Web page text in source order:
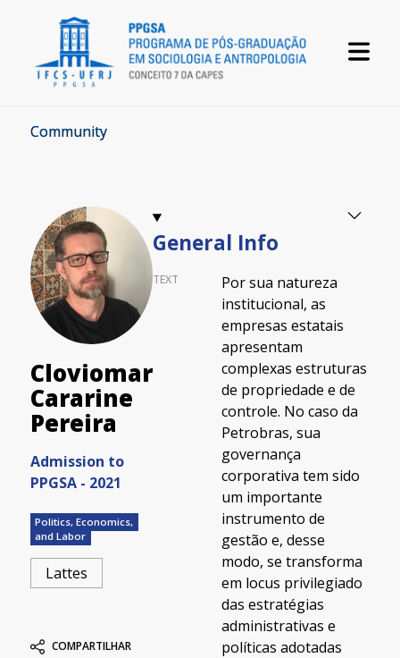
Community
Cloviomar
Cararine
Pereira
Admission to
PPGSA - 2021
Politics, Economics,
and Labor
Lattes
COMPARTILHAR
General Info
TEXT
Por sua natureza
institucional, as
empresas estatais
apresentam
complexas estruturas
de propriedade e de
controle. No caso da
Petrobras, sua
governança
corporativa tem sido
um importante
instrumento de
gestão e, desse
modo, se transforma
em locus privilegiado
das estratégias
administrativas e
políticas adotadas